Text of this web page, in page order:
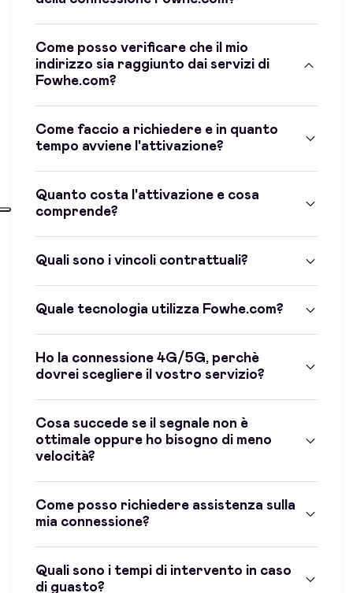
Come posso verificare che il mio
indirizzo sia raggiunto dai servizi di
Fowhe.com?
Come faccio a richiedere e in quanto
tempo avviene l'attivazione?
Quanto costa l'attivazione e cosa
comprende?
Quali sono i vincoli contrattuali?
Quale tecnologia utilizza Fowhe.com?
Ho la connessione 4G/5G, perchè
dovrei scegliere il vostro servizio?
Cosa succede se il segnale non è
ottimale oppure ho bisogno di meno
velocità?
Come posso richiedere assistenza sulla
mia connessione?
Quali sono i tempi di intervento in caso
di guasto?